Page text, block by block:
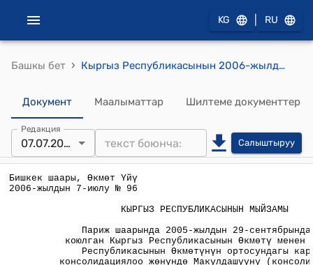
KG RU
Башкы бет › Кыргыз Республикасынын 2006-жылды7 7-июлундагы № 96 "Париж шаарында 2005-жылдын 29-сентябрында кол коюлган Кыргыз Республикасынын Өкмөтү менен Франция Республикасынын Өкмөтүнүн ортосундагы карызды консолидациялоо жөнүндө Макулдашууну (консолидациялык мезгилди узартуу жөнүндө) ратификациялоо тууралу" мыйзамы
Документ Маалыматтар Шилтеме документтер
Редакция
07.07.2006 Салыштыруу